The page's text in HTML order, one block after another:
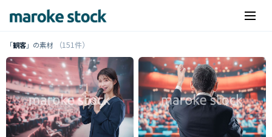
「観客」の素材 （151件）